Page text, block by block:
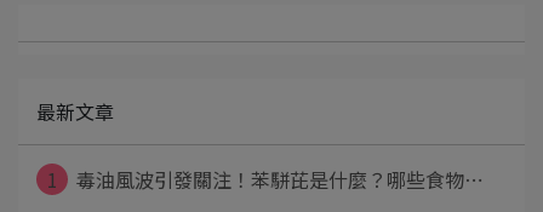
最新文章
1
毒油風波引發關注！苯駢芘是什麼？哪些食物⋯